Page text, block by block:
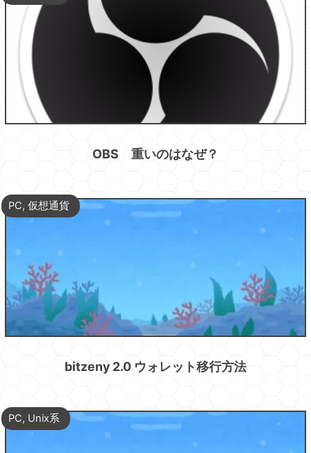
OBS 重いのはなぜ？
PC, 仮想通貨
bitzeny 2.0 ウォレット移行方法
PC, Unix系